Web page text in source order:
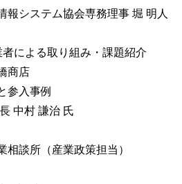
報システム協会専務理事 堀 明人
者による取り組み・課題紹介
商店
参入事例
中村 謙治 氏
相談所（産業政策担当）